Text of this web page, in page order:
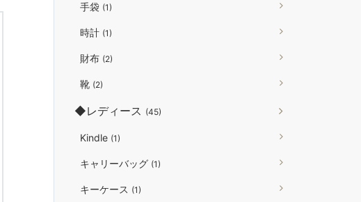
手袋 (1)
時計 (1)
財布 (2)
靴 (2)
◆レディース (45)
Kindle (1)
キャリーバッグ (1)
キーケース (1)